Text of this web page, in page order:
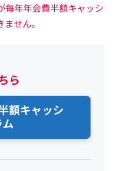
毎年年会費半額キャッシ
せん。
ら
額キャッシ